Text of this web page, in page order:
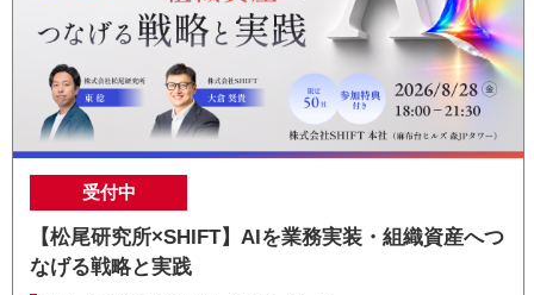
受付中
【松尾研究所×SHIFT】AIを業務実装・組織資産へつ
なげる戦略と実践